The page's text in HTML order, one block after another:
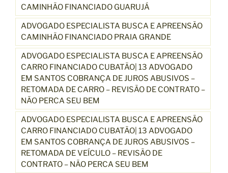
CAMINHÃO FINANCIADO GUARUJÁ
ADVOGADO ESPECIALISTA BUSCA E APREENSÃO
CAMINHÃO FINANCIADO PRAIA GRANDE
ADVOGADO ESPECIALISTA BUSCA E APREENSÃO
CARRO FINANCIADO CUBATÃO| 13 ADVOGADO
EM SANTOS COBRANÇA DE JUROS ABUSIVOS –
RETOMADA DE CARRO – REVISÃO DE CONTRATO –
NÃO PERCA SEU BEM
ADVOGADO ESPECIALISTA BUSCA E APREENSÃO
CARRO FINANCIADO CUBATÃO| 13 ADVOGADO
EM SANTOS COBRANÇA DE JUROS ABUSIVOS –
RETOMADA DE VEÍCULO – REVISÃO DE
CONTRATO – NÃO PERCA SEU BEM